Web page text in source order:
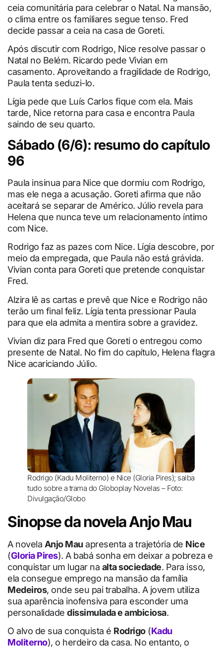
ceia comunitária para celebrar o Natal. Na mansão,
o clima entre os familiares segue tenso. Fred
decide passar a ceia na casa de Goreti.
Após discutir com Rodrigo, Nice resolve passar o
Natal no Belém. Ricardo pede Vivian em
casamento. Aproveitando a fragilidade de Rodrigo,
Paula tenta seduzi-lo.
Lígia pede que Luís Carlos fique com ela. Mais
tarde, Nice retorna para casa e encontra Paula
saindo de seu quarto.
Sábado (6/6): resumo do capítulo
96
Paula insinua para Nice que dormiu com Rodrigo,
mas ele nega a acusação. Goreti afirma que não
aceitará se separar de Américo. Júlio revela para
Helena que nunca teve um relacionamento íntimo
com Nice.
Rodrigo faz as pazes com Nice. Lígia descobre, por
meio da empregada, que Paula não está grávida.
Vivian conta para Goreti que pretende conquistar
Fred.
Alzira lê as cartas e prevê que Nice e Rodrigo não
terão um final feliz. Lígia tenta pressionar Paula
para que ela admita a mentira sobre a gravidez.
Vivian diz para Fred que Goreti o entregou como
presente de Natal. No fim do capítulo, Helena flagra
Nice acariciando Júlio.
Rodrigo (Kadu Moliterno) e Nice (Gloria Pires); saiba
tudo sobre a trama do Globoplay Novelas – Foto:
Divulgação/Globo
Sinopse da novela Anjo Mau
A novela Anjo Mau apresenta a trajetória de Nice
(Gloria Pires). A babá sonha em deixar a pobreza e
conquistar um lugar na alta sociedade. Para isso,
ela consegue emprego na mansão da família
Medeiros, onde seu pai trabalha. A jovem utiliza
sua aparência inofensiva para esconder uma
personalidade dissimulada e ambiciosa.
O alvo de sua conquista é Rodrigo(Kadu
Moliterno), o herdeiro da casa. No entanto, o